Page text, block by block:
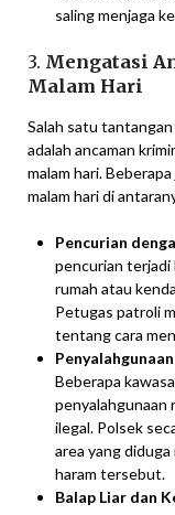
saling menjaga
3. Mengatasi
Malam Hari
Salah satu
adalah ancaman
malam hari.
malam hari di
Pencurian
pencurian terjadi
rumah atau
Petugas patroli
tentang cara
Beberapa
penyalahgunaan
ilegal. Polsek
area yang
haram tersebut.
Balap Liar dan